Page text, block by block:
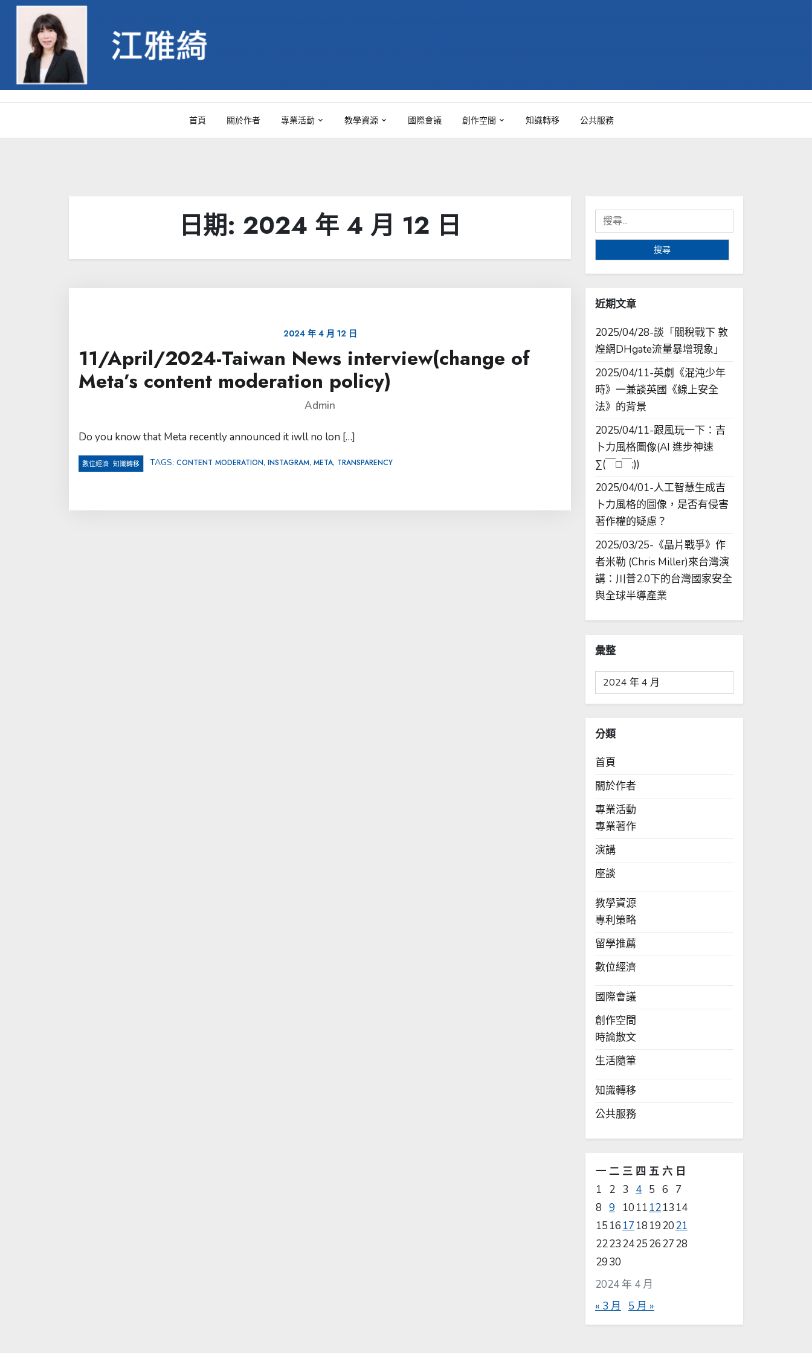
Skip
content
首頁 關於作者 專業活動 教學資源 國際會議 創作空間 知識轉移 公共服務
日期: 2024 年 4 月 12 日
2024 年 4 月 12 日
11/April/2024-Taiwan News interview(change of
Meta’s content moderation policy)
Admin
Do you know that Meta recently announced it iwll no lon […]
數位經濟 知識轉移 TAGS: CONTENT MODERATION, INSTAGRAM, META, TRANSPARENCY
搜
尋
近期文章
2025/04/28-談「關稅戰下 敦
煌網DHgate流量暴增現象」
2025/04/11-英劇《混沌少年
時》一兼談英國《線上安全
法》的背景
2025/04/11-跟風玩一下：吉
卜力風格圖像(AI 進步神速
∑(￣□￣;))
2025/04/01-人工智慧生成吉
卜力風格的圖像，是否有侵害
著作權的疑慮？
2025/03/25-《晶片戰爭》作
者米勒 (Chris Miller)來台灣演
講：川普2.0下的台灣國家安全
與全球半導產業
彙整
彙
整
分類
首頁
關於作者
專業活動
專業著作
演講
座談
教學資源
專利策略
留學推薦
數位經濟
國際會議
創作空間
時論散文
生活隨筆
知識轉移
公共服務
2024 年 4 月
一 二 三 四 五 六 日
1
2 3 4 5 6
7
8 9 10 11 1213 14
15 16 17 18 192021
22232425262728
2930
« 3 月 5 月 »